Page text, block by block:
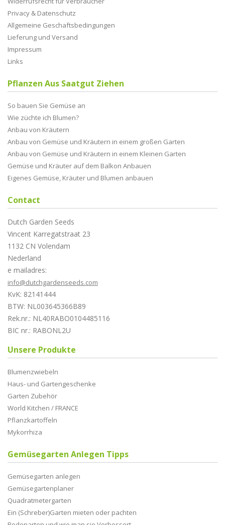
Privacy & Datenschutz
Allgemeine Geschaftsbedingungen
Lieferung und Versand
Impressum
Links
Pflanzen Aus Saatgut Ziehen
So bauen Sie Gemüse an
Wie züchte ich Blumen?
Anbau von Kräutern
Anbau von Gemüse und Kräutern in einem großen Garten
Anbau von Gemüse und Kräutern in einem Kleinen Garten
Gemüse und Kräuter auf dem Balkon Anbauen
Eigenes Gemüse, Kräuter und Blumen anbauen
Contact
Dutch Garden Seeds
Vincent Karregatstraat 23
1132 CN Volendam
Nederland
e mailadres:
info@dutchgardenseeds.com
KvK: 82141444
BTW: NL003645366B89
Rek.nr.: NL40RABO0104485116
BIC nr.: RABONL2U
Unsere Produkte
Blumenzwiebeln
Haus- und Gartengeschenke
Garten Zubehör
World Kitchen / FRANCE
Pflanzkartoffeln
Mykorrhiza
Gemüsegarten Anlegen Tipps
Gemüsegarten anlegen
Gemüsegartenplaner
Quadratmetergarten
Ein (Schreber)Garten mieten oder pachten